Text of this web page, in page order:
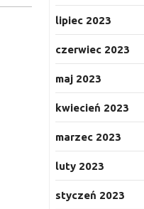
lipiec 2023
czerwiec 2023
maj 2023
kwiecień 2023
marzec 2023
luty 2023
styczeń 2023